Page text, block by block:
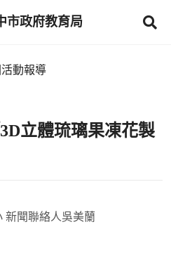
市政府教育局
動報導
立體琉璃果凍花製
新聞聯絡人吳美蘭